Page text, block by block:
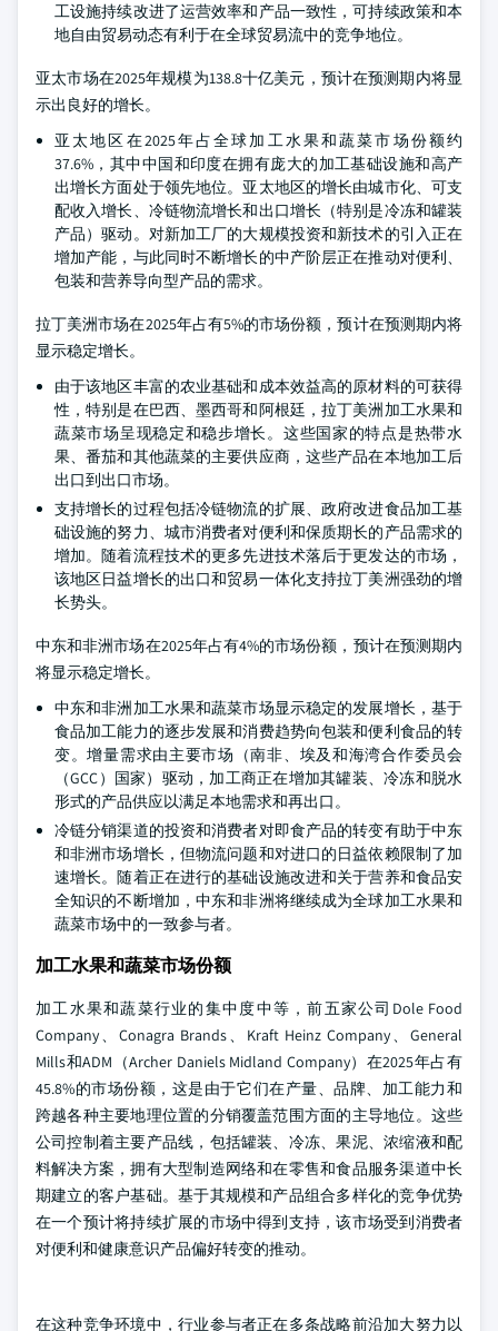
工设施持续改进了运营效率和产品一致性，可持续政策和本
地自由贸易动态有利于在全球贸易流中的竞争地位。
亚太市场在2025年规模为138.8十亿美元，预计在预测期内将显
示出良好的增长。
亚太地区在2025年占全球加工水果和蔬菜市场份额约
37.6%，其中中国和印度在拥有庞大的加工基础设施和高产
出增长方面处于领先地位。亚太地区的增长由城市化、可支
配收入增长、冷链物流增长和出口增长（特别是冷冻和罐装
产品）驱动。对新加工厂的大规模投资和新技术的引入正在
增加产能，与此同时不断增长的中产阶层正在推动对便利、
包装和营养导向型产品的需求。
拉丁美洲市场在2025年占有5%的市场份额，预计在预测期内将
显示稳定增长。
由于该地区丰富的农业基础和成本效益高的原材料的可获得
性，特别是在巴西、墨西哥和阿根廷，拉丁美洲加工水果和
蔬菜市场呈现稳定和稳步增长。这些国家的特点是热带水
果、番茄和其他蔬菜的主要供应商，这些产品在本地加工后
出口到出口市场。
支持增长的过程包括冷链物流的扩展、政府改进食品加工基
础设施的努力、城市消费者对便利和保质期长的产品需求的
增加。随着流程技术的更多先进技术落后于更发达的市场，
该地区日益增长的出口和贸易一体化支持拉丁美洲强劲的增
长势头。
中东和非洲市场在2025年占有4%的市场份额，预计在预测期内
将显示稳定增长。
中东和非洲加工水果和蔬菜市场显示稳定的发展增长，基于
食品加工能力的逐步发展和消费趋势向包装和便利食品的转
变。增量需求由主要市场（南非、埃及和海湾合作委员会
（GCC）国家）驱动，加工商正在增加其罐装、冷冻和脱水
形式的产品供应以满足本地需求和再出口。
冷链分销渠道的投资和消费者对即食产品的转变有助于中东
和非洲市场增长，但物流问题和对进口的日益依赖限制了加
速增长。随着正在进行的基础设施改进和关于营养和食品安
全知识的不断增加，中东和非洲将继续成为全球加工水果和
蔬菜市场中的一致参与者。
加工水果和蔬菜市场份额
加工水果和蔬菜行业的集中度中等，前五家公司Dole Food
Company、Conagra Brands、Kraft Heinz Company、General
Mills和ADM（Archer Daniels Midland Company）在2025年占有
45.8%的市场份额，这是由于它们在产量、品牌、加工能力和
跨越各种主要地理位置的分销覆盖范围方面的主导地位。这些
公司控制着主要产品线，包括罐装、冷冻、果泥、浓缩液和配
料解决方案，拥有大型制造网络和在零售和食品服务渠道中长
期建立的客户基础。基于其规模和产品组合多样化的竞争优势
在一个预计将持续扩展的市场中得到支持，该市场受到消费者
对便利和健康意识产品偏好转变的推动。
在这种竞争环境中，行业参与者正在多条战略前沿加大努力以